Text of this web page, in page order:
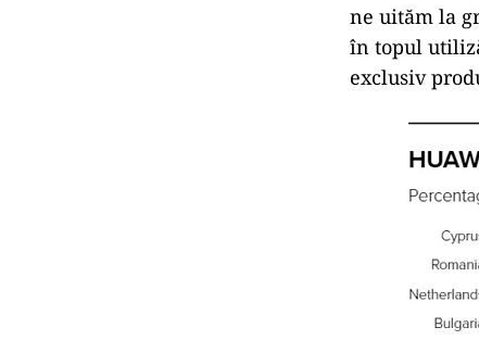
ne uităm la
în topul
exclusiv